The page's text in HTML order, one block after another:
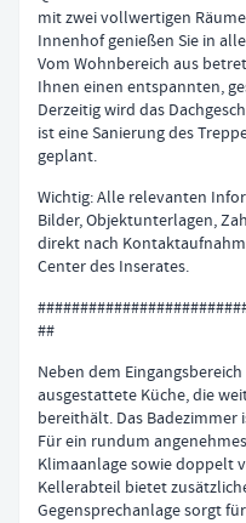
mit zwei vollwertigen
Innenhof genießen Sie in
Vom Wohnbereich aus
Ihnen einen entspannten,
Derzeitig wird das
ist eine Sanierung des
geplant.
Wichtig: Alle relevanten
Bilder, Objektunterlagen,
direkt nach
Center des Inserates.
##
Neben dem
ausgestattete Küche, die
bereithält. Das
Für ein rundum
Klimaanlage sowie doppelt
Kellerabteil bietet
Gegensprechanlage sorgt